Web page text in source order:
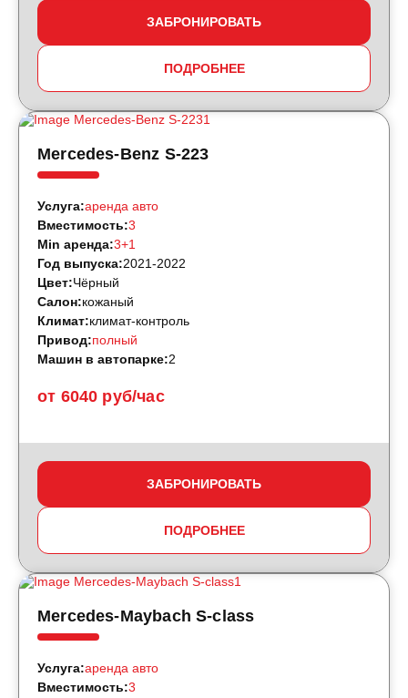
ЗАБРОНИРОВАТЬ
ПОДРОБНЕЕ
Mercedes-Benz S-223
от 6040 руб/час
Услуга:аренда авто
Вместимость:3
Min аренда:3+1
Год выпуска:2021-2022
Цвет:Чёрный
Салон:кожаный
Климат:климат-контроль
Привод:полный
Машин в автопарке:2
ЗАБРОНИРОВАТЬ
ПОДРОБНЕЕ
Mercedes-Maybach S-class
Услуга:аренда авто
Вместимость:3